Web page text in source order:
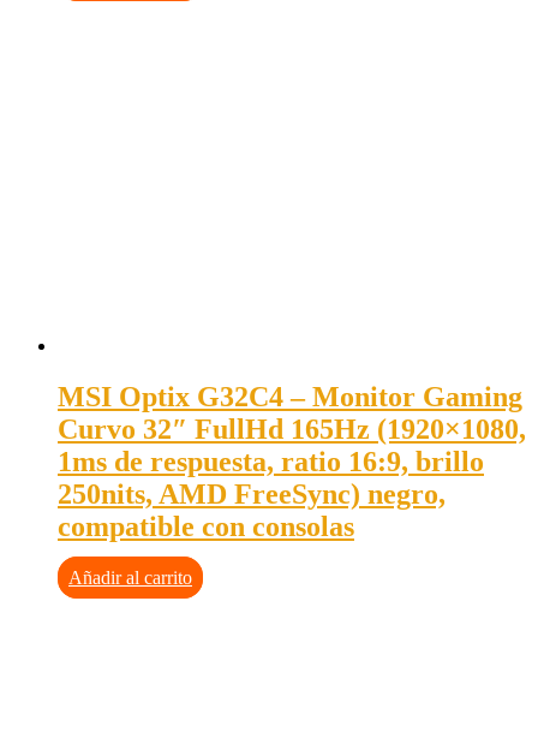
MSI Optix G32C4 – Monitor Gaming
Curvo 32″ FullHd 165Hz (1920×1080,
1ms de respuesta, ratio 16:9, brillo
250nits, AMD FreeSync) negro,
compatible con consolas
Añadir al carrito